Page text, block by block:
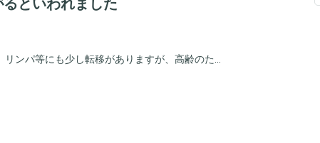
といわれました
ンパ等にも少し転移がありますが、高齢のた...